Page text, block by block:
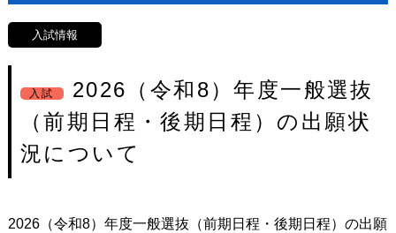
入試情報
入試
2026（令和8）年度一般選抜
（前期日程・後期日程）の出願状
況について
2026（令和8）年度一般選抜（前期日程・後期日程）の出願